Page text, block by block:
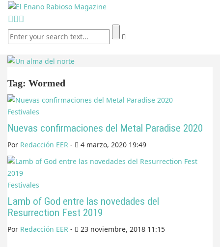
Tag: Wormed
Festivales
Nuevas confirmaciones del Metal Paradise 2020
Por Redacción EER - 4 marzo, 2020 19:49
Festivales
Lamb of God entre las novedades del
Resurrection Fest 2019
Por Redacción EER - 23 noviembre, 2018 11:15